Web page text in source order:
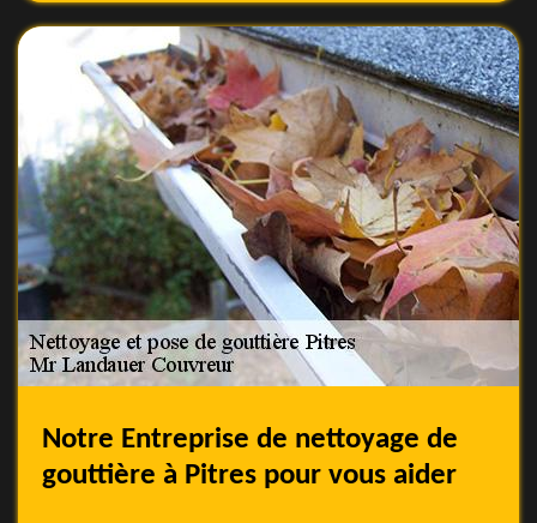
Notre Entreprise de nettoyage de
gouttière à Pitres pour vous aider